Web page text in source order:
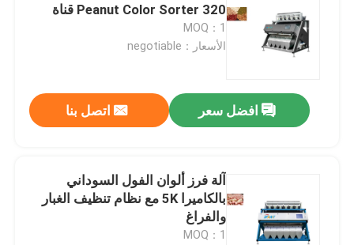
فارز لون الحبوب
فارز لون الكاجو
فارز لون الفول السوداني
فارز لون حبوب البن
Peanut Color Sorter 320 قناة
MOQ：1
الأسعار：negotiable
افضل سعر اتصل بنا
آلة فرز ألوان الفول السوداني
بالكاميرا 5K مع نظام تنظيف الغبار
والفراغ
MOQ：1